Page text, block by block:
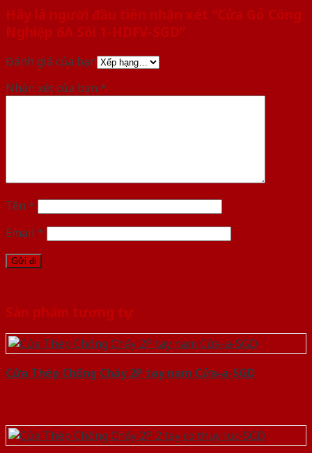
Hãy là người đầu tiên nhận xét “Cửa Gỗ Công
Nghiệp 6A Sồi 1-HDFV-SGD”
Đánh giá của bạn
Nhận xét của bạn *
Tên *
Email *
Sản phẩm tương tự
Cửa Thép Chống Cháy 2P tay nam Cửa-a-SGD